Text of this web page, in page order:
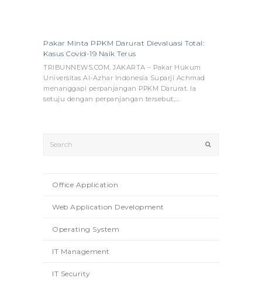
Pakar Minta PPKM Darurat Dievaluasi Total:
Kasus Covid-19 Naik Terus
TRIBUNNEWS.COM, JAKARTA – Pakar Hukum
Universitas Al-Azhar Indonesia Suparji Achmad
menanggapi perpanjangan PPKM Darurat. Ia
setuju dengan perpanjangan tersebut,…
Office Application
Web Application Development
Operating System
IT Management
IT Security